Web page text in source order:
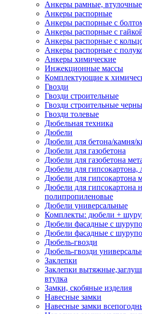
Анкеры рамные, втулочные
Анкеры распорные
Анкеры распорные с
Анкеры распорные с
Анкеры распорные с
Анкеры распорные с
Анкеры химические
Инжекционные массы
Комплектующие к
Гвозди
Гвозди строительные
Гвозди строительные
Гвозди толевые
Дюбельная техника
Дюбели
Дюбели для бетона/камня/
Дюбели для газобетона
Дюбели для газобетона
Дюбели для гипсокартона,
Дюбели для гипсокартона
Дюбели для гипсокартона
полипропиленовые
Дюбели универсальные
Комплекты: дюбели +
Дюбели фасадные с
Дюбели фасадные с
Дюбель-гвозди
Дюбель-гвозди
Заклепки
Заклепки
втулка
Замки, скобяные изделия
Навесные замки
Навесные замки